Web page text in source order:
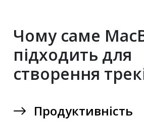
Чому саме
підходить для
створення
Продуктивність